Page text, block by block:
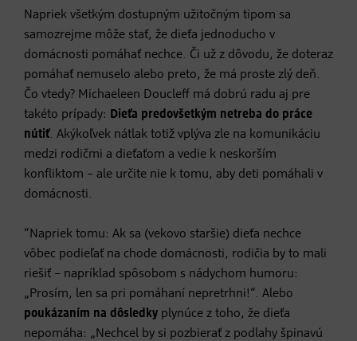
Napriek všetkým dostupným užitočným tipom sa
samozrejme môže stať, že dieťa jednoducho v
domácnosti pomáhať nechce. Či už z dôvodu, že doteraz
pomáhať nemuselo alebo preto, že má proste zlý deň.
Čo vtedy? Michaeleen Doucleff má dobrú radu aj pre
takéto prípady: Dieťa predovšetkým netreba do práce
nútiť. Akýkoľvek nátlak totiž vplýva zle na komunikáciu
medzi rodičmi a dieťaťom a vedie k neskorším
konfliktom – ale určite nie k tomu, aby deti pomáhali v
domácnosti.
“Napriek tomu: Ak sa (vekovo staršie) dieťa nechce
vôbec podieľať na chode domácnosti, rodičia by to mali
riešiť – napríklad spôsobom s nádychom humoru:
„Prosím, len sa pri pomáhaní nepretrhni!“. Alebo
poukázaním na dôsledky plynúce z toho, že dieťa
nepomáha: „Nechcel by si pozbierať z podlahy špinavú